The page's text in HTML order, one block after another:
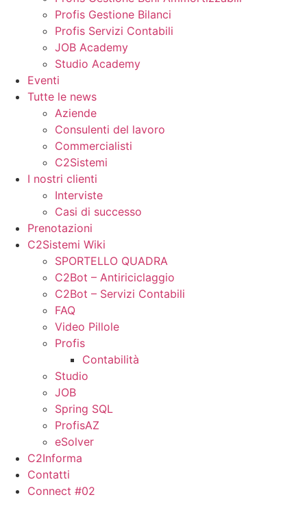
Profis Gestione Bilanci
Profis Servizi Contabili
JOB Academy
Studio Academy
Eventi
Tutte le news
Aziende
Consulenti del lavoro
Commercialisti
C2Sistemi
I nostri clienti
Interviste
Casi di successo
Prenotazioni
C2Sistemi Wiki
SPORTELLO QUADRA
C2Bot – Antiriciclaggio
C2Bot – Servizi Contabili
FAQ
Video Pillole
Profis
Contabilità
Studio
JOB
Spring SQL
ProfisAZ
eSolver
C2Informa
Contatti
Connect #02